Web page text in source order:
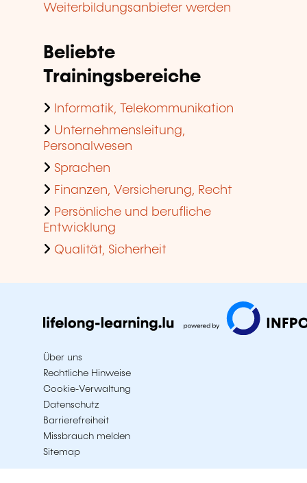
Weiterbildungsanbieter werden
Beliebte
Trainingsbereiche
Informatik, Telekommunikation
Unternehmensleitung,
Personalwesen
Sprachen
Finanzen, Versicherung, Recht
Persönliche und berufliche
Entwicklung
Qualität, Sicherheit
Über uns
Rechtliche Hinweise
Cookie-Verwaltung
Datenschutz
Barrierefreiheit
Missbrauch melden
Sitemap